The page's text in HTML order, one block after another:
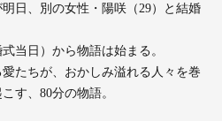
日、別の女性・陽咲（29）と結婚
当日）から物語は始まる。
たちが、おかしみ溢れる人々を巻
す、80分の物語。